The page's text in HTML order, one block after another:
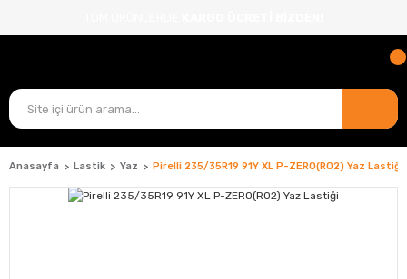
Anasayfa Lastik Yaz Pirelli 235/35R19 91Y XL P-ZERO(RO2) Yaz Lastiği